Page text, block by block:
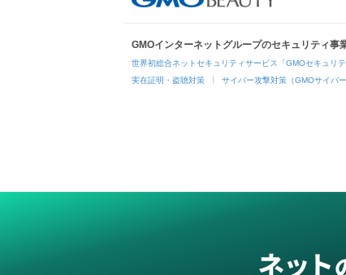
GMOインターネットグループのセキュリティ事
世界初総合ネットセキュリティサービス「GMOセキュリテ
実在証明・盗聴対策 サイバー攻撃対策（GMOサイバ